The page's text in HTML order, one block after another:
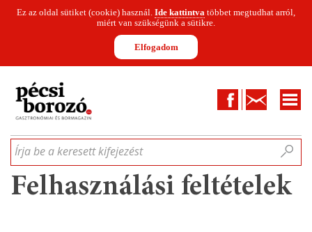
Ez az oldal sütiket (cookie) használ. Ide kattintva többet megtudhat arról,
miért van szükségünk a sütikre.
Elfogadom
FacebookKapcsolat
CIKKEKHÍREKINFOGRAFIKÁKMUNKATÁRSAKWINESOFA
Írja be a keresett kifejezést
Felhasználási feltételek